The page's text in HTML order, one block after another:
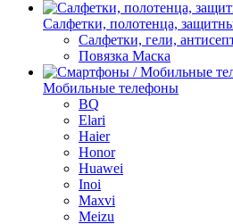
Салфетки, полотенца,
Салфетки, гели,
Повязка Маска
Мобильные телефоны
BQ
Elari
Haier
Honor
Huawei
Inoi
Maxvi
Meizu